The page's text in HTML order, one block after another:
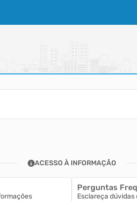
ACESSO À INFORMAÇÃO
Perguntas
Esclareça dúvidas